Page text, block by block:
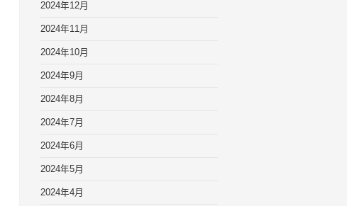
2024年12月
2024年11月
2024年10月
2024年9月
2024年8月
2024年7月
2024年6月
2024年5月
2024年4月